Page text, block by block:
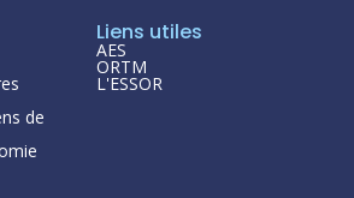
de
Liens utiles
AES
ORTM
L'ESSOR